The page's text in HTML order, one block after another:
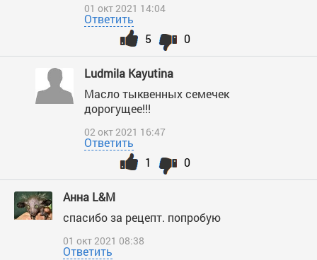
01 окт 2021 14:04
Ответить
0
5
Ludmila Kayutina
Масло тыквенных семечек
дорогущее!!!
02 окт 2021 16:47
Ответить
0
1
Анна L&M
спасибо за рецепт. попробую
01 окт 2021 08:38
Ответить